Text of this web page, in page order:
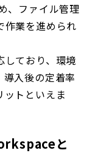
、ファイル管理
作業を進められ
しており、環境
入後の定着率
トといえま
と